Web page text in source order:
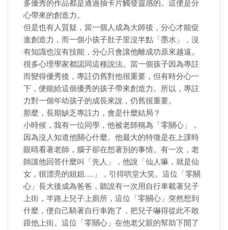
多優秀的作品都是通過抽卡片觸發靈感的。這便是分
心帶來的創造力。
但是也有人質疑，當一個人成為大師後，分心才能促
進創造力，而一個小孩子肚子里沒半點「墨水」，沒
有知識也沒有技能，分心只會讓他離成功原來越遠。
很多心理學家都認同這種說法。當一個孩子因為專註
而變得優秀後，專註仍舊對他很重要，但有時分心一
下，便能給這個優秀的孩子帶來創造力。所以，專註
力對一個年幼孩子的成長來說，仍舊很重要。
那麼，長期缺乏專註力，會是什麼結局？
小時候，我有一位同學，他被老師稱為「零關心」，
因為沒人知道他關心什麼。他最大的特徵是在上課時
眼睛看著老師，腦子卻在想著別的事情。有一次，老
師讓他回答什麼叫「先人」，他說「仙人嘛，就是仙
女，很漂亮的姐姐……」，引得哄堂大笑。這位「零關
心」長大後成為爸爸，聽說有一次用自行車載著兒子
上街，半路上兒子上廁所，這位「零關心」突然想到
什麼，便自己騎著自行車跑了，把兒子嚇得從此不敢
跟他上街。這位「零關心」在他老父親的幫助下開了